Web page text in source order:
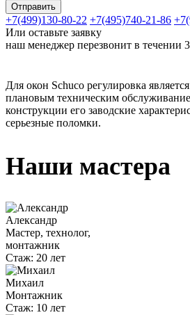
+7(499)130-80-22 +7(495)740-21-86
Или оставьте заявку
наш менеджер перезвонит в течении
Для окон Schuco регулировка
плановым техническим
конструкции его заводские
серьезные поломки.
Наши мастера
Александр
Мастер, технолог,
монтажник
Стаж: 20 лет
Михаил
Монтажник
Стаж: 10 лет